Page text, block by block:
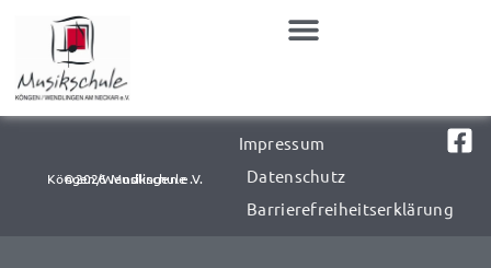
springen
©2026 Musikschule Köngen/Wendlingen e.V.​​
Impressum
Datenschutz
Barrierefreiheitserklärung